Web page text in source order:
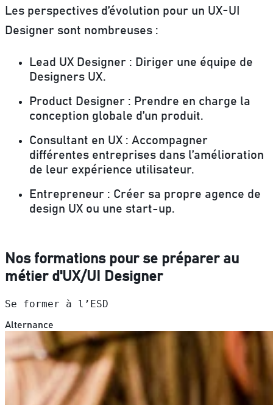
Les perspectives d’évolution pour un UX-UI
Designer sont nombreuses :
Lead UX Designer : Diriger une équipe de
Designers UX.
Product Designer : Prendre en charge la
conception globale d’un produit.
Consultant en UX : Accompagner
différentes entreprises dans l’amélioration
de leur expérience utilisateur.
Entrepreneur : Créer sa propre agence de
design UX ou une start-up.
Nos formations pour se préparer au
métier d'UX/UI Designer
Se former à l’ESD
Alternance